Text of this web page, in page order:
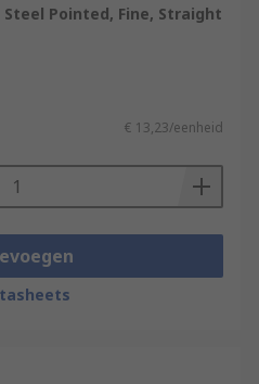
Steel Pointed, Fine, Straight
€ 13,23/eenheid